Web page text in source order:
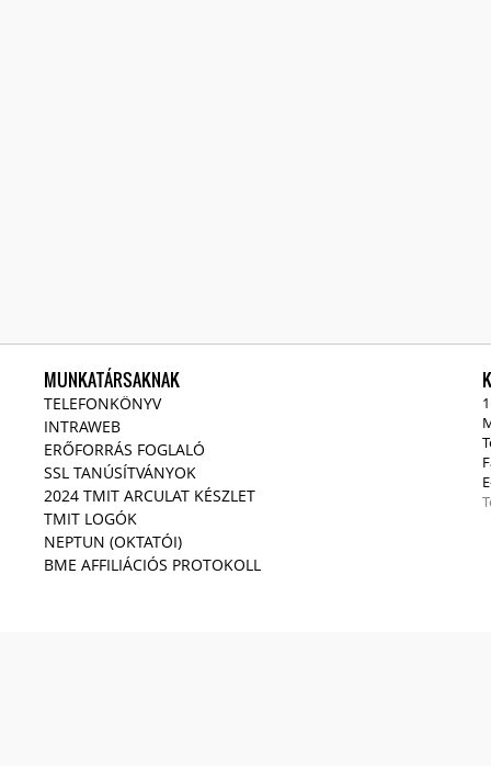
MUNKATÁRSAKNAK
TELEFONKÖNYV
INTRAWEB
ERŐFORRÁS FOGLALÓ
SSL TANÚSÍTVÁNYOK
2024 TMIT ARCULAT KÉSZLET
TMIT LOGÓK
NEPTUN (OKTATÓI)
BME AFFILIÁCIÓS PROTOKOLL